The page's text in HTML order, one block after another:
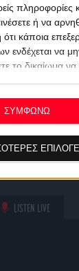
πληροφορίες
ή να
κάποια
να
το δικαίωμα να
σας ανά πάσα
ιστότοπο και
μέρος της
ΣΥΜΦΩΝΩ
LISTEN LIVE